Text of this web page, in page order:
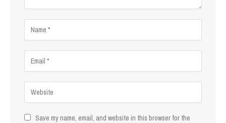
Save my name, email, and website in this browser for the